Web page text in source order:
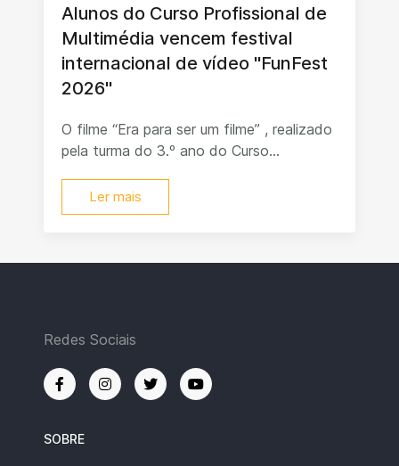
Alunos do Curso Profissional de
Multimédia vencem festival
internacional de vídeo "FunFest
2026"
O filme “Era para ser um filme” , realizado
pela turma do 3.º ano do Curso...
Ler mais
Redes Sociais
SOBRE